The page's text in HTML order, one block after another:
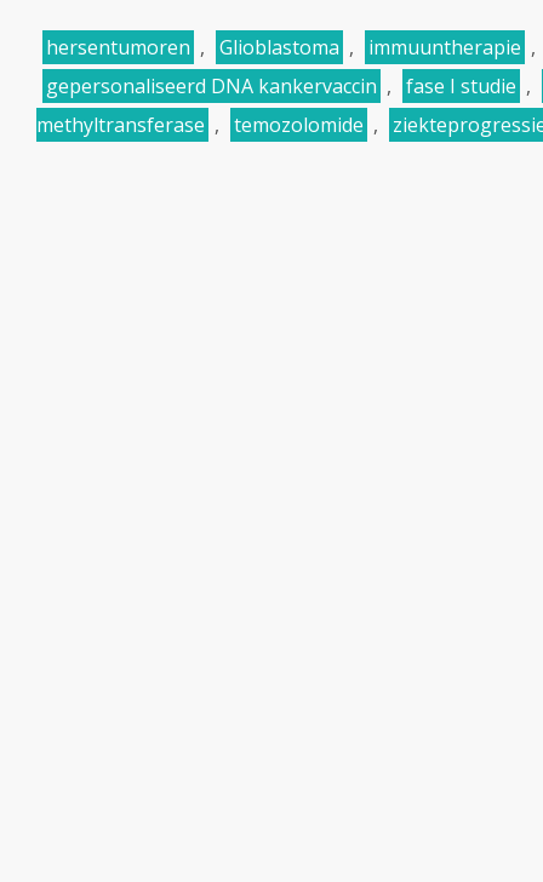
hersentumoren , Glioblastoma , immuuntherapie ,
gepersonaliseerd DNA kankervaccin , fase I studie ,
methyltransferase , temozolomide ,